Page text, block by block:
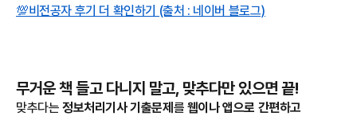
💯비전공자 후기 더 확인하기 (출처 : 네이버 블로그)
무거운 책 들고 다니지 말고, 맞추다만 있으면 끝!
맞추다는 정보처리기사 기출문제 를 웹이나 앱으로 간편하고